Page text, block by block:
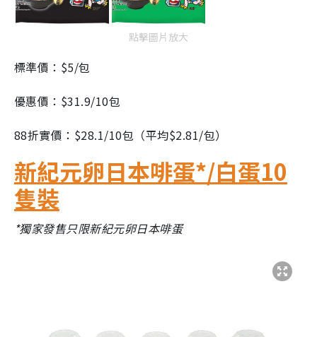
點擊圖片放大
標準價：$5/包
優惠價：$31.9/10包
88折實價：$28.1/10包（平均$2.81/包）
新紀元卵日本啡蛋*/白蛋10
隻裝
*獨家發售只限新紀元卵日本啡蛋